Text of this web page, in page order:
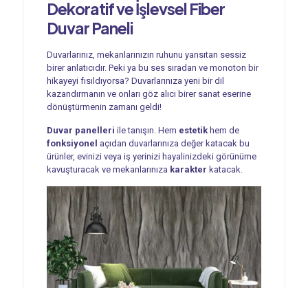
Dekoratif ve İşlevselFiber
Duvar Paneli
Duvarlarınız, mekanlarınızın ruhunu yansıtan sessiz
birer anlatıcıdır. Peki ya bu ses sıradan ve monoton bir
hikayeyi fısıldıyorsa? Duvarlarınıza yeni bir dil
kazandırmanın ve onları göz alıcı birer sanat eserine
dönüştürmenin zamanı geldi!
Duvar panelleri ile tanışın. Hem estetikhem de
fonksiyonel açıdan duvarlarınıza değer katacak bu
ürünler, evinizi veya iş yerinizi hayalinizdeki görünüme
kavuşturacak ve mekanlarınıza karakter katacak.